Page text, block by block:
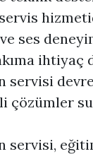
ses
ihtiyaç
servisi
çözümler
servisi,